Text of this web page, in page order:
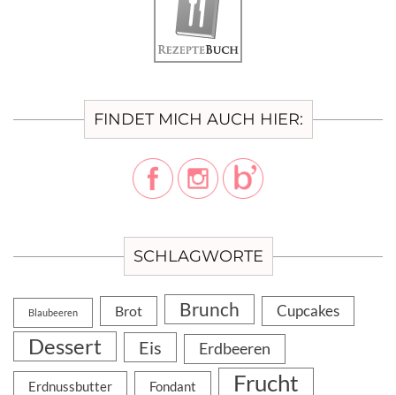
FINDET MICH AUCH HIER:
SCHLAGWORTE
Blaubeeren Brot Brunch Cupcakes
Dessert Eis Erdbeeren
Erdnussbutter Fondant Frucht